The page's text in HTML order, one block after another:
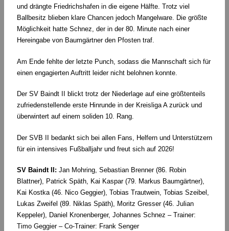
und drängte Friedrichshafen in die eigene Hälfte. Trotz viel
Ballbesitz blieben klare Chancen jedoch Mangelware. Die größte
Möglichkeit hatte Schnez, der in der 80. Minute nach einer
Hereingabe von Baumgärtner den Pfosten traf.
Am Ende fehlte der letzte Punch, sodass die Mannschaft sich für
einen engagierten Auftritt leider nicht belohnen konnte.
Der SV Baindt II blickt trotz der Niederlage auf eine größtenteils
zufriedenstellende erste Hinrunde in der Kreisliga A zurück und
überwintert auf einem soliden 10. Rang.
Der SVB II bedankt sich bei allen Fans, Helfern und Unterstützern
für ein intensives Fußballjahr und freut sich auf 2026!
SV Baindt II: Jan Mohring, Sebastian Brenner (86. Robin
Blattner), Patrick Späth, Kai Kaspar (79. Markus Baumgärtner),
Kai Kostka (46. Nico Geggier), Tobias Trautwein, Tobias Szeibel,
Lukas Zweifel (89. Niklas Späth), Moritz Gresser (46. Julian
Keppeler), Daniel Kronenberger, Johannes Schnez – Trainer:
Timo Geggier – Co-Trainer: Frank Senger